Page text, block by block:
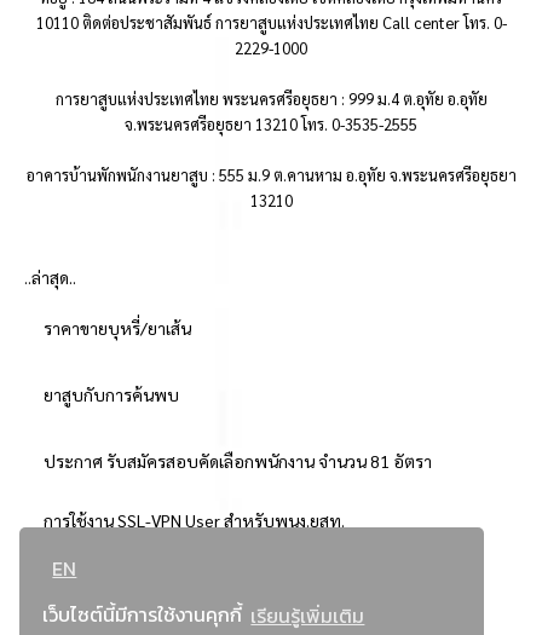
EN
เว็บไซต์นี้มีการใช้งานคุกกี้ เรียนรู้เพิ่มเติม
10110 ติดต่อประชาสัมพันธ์ การยาสูบแห่งประเทศไทย Call center โทร. 0-
2229-1000
การยาสูบแห่งประเทศไทย พระนครศรีอยุธยา : 999 ม.4 ต.อุทัย อ.อุทัย
จ.พระนครศรีอยุธยา 13210 โทร. 0-3535-2555
อาคารบ้านพักพนักงานยาสูบ : 555 ม.9 ต.คานหาม อ.อุทัย จ.พระนครศรีอยุธยา
13210
..ล่าสุด..
ราคาขายบุหรี่/ยาเส้น
ยาสูบกับการค้นพบ
ประกาศ รับสมัครสอบคัดเลือกพนักงาน จำนวน 81 อัตรา
การใช้งาน SSL-VPN User สำหรับพนง.ยสท.
..ยอดนิยม..